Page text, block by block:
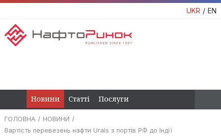
UKR EN
Новини Статті Послуги
ГОЛОВНА
НОВИНИ
Вартість перевезень нафти Urals з портів РФ до Індії